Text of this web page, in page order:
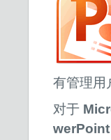
有管理用
对于